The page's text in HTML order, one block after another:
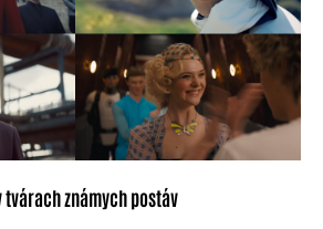
tvárach známych postáv